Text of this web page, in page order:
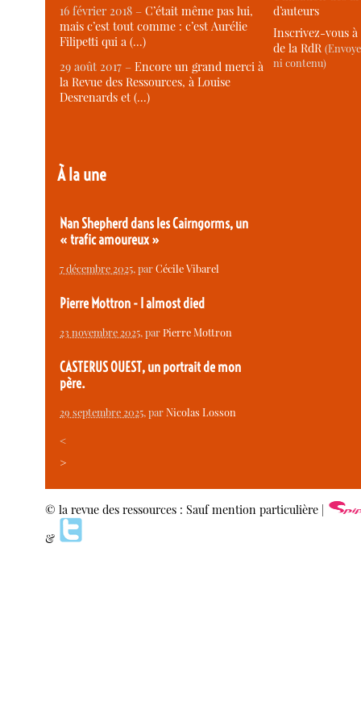
16 février 2018 –C’était même pas lui,
mais c’est tout comme : c’est Aurélie
Filipetti qui a (…)
29 août 2017 –Encore un grand merci à
la Revue des Ressources, à Louise
Desrenards et (…)
À la une
Nan Shepherd dans les Cairngorms, un
« trafic amoureux »
7 décembre 2025, parCécile Vibarel
Pierre Mottron - I almost died
23 novembre 2025, parPierre Mottron
CASTERUS OUEST, un portrait de mon
père.
29 septembre 2025, parNicolas Losson
<
>
d’auteurs
Inscrivez-vous
de la RdR
ni contenu)
© la revue des ressources : Sauf mention particulière |
&